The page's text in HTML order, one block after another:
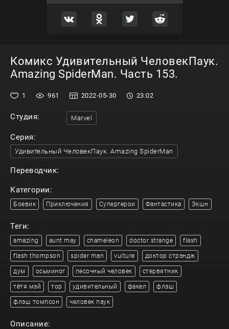
Комикс Удивительный ЧеловекПаук.
Amazing SpiderMan. Часть 153.
1 961 2022-05-30 23:02
Студия: Marvel
Серия:
Удивительный ЧеловекПаук. Amazing SpiderMan
Переводчик:
Категории:
Боевик Приключения Супергерои Фантастика Экшн
Теги:
amazing aunt may chameleon doctor strange flash
flash thompson spider man vulture доктор стрэндж
дум осьминог песочный человек стервятник
тётя мэй тор удивительный факел флэш
флэш томпсон человек паук
Описание: